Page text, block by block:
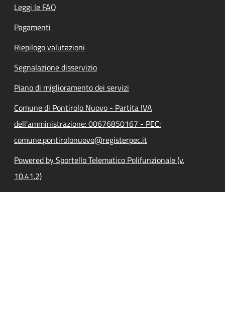
Leggi le FAQ
Pagamenti
Riepilogo valutazioni
Segnalazione disservizio
Piano di miglioramento dei servizi
Comune di Pontirolo Nuovo - Partita IVA
dell'amministrazione: 00676850167 - PEC:
comune.pontirolonuovo@registerpec.it
Powered by Sportello Telematico Polifunzionale (v.
10.41.2)